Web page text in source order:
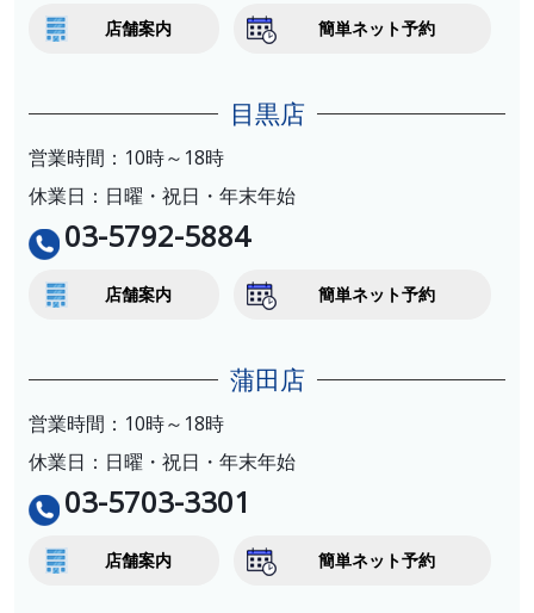
店舗案内 簡単ネット予約
目黒店
営業時間：10時～18時
休業日：日曜・祝日・年末年始
03-5792-5884
店舗案内 簡単ネット予約
蒲田店
営業時間：10時～18時
休業日：日曜・祝日・年末年始
03-5703-3301
店舗案内 簡単ネット予約